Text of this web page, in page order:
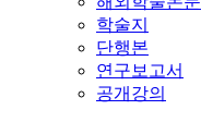
학술지
단행본
연구보고서
공개강의